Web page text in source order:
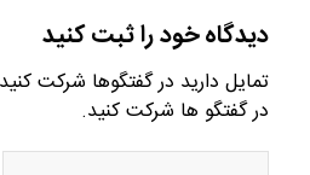
دیدگاه خود را ثبت کنید
تمایل دارید در گفتگوها شرکت
در گفتگو ها شرکت کنید.